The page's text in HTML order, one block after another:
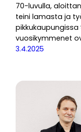
70-luvulla,
teini lamasta ja
vuosikymmenet
3.4.2025